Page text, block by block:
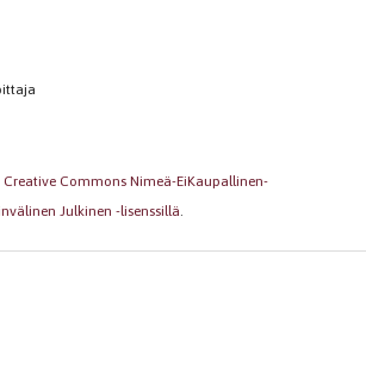
Creative Commons Nimeä-EiKaupallinen-
Julkinen -lisenssillä.